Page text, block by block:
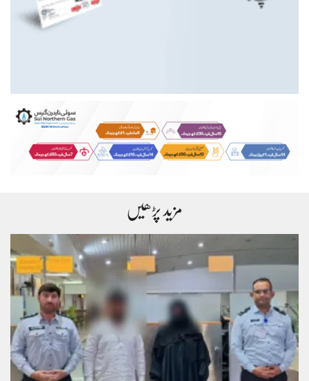
مزید پڑھیں